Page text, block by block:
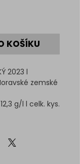
KOŠÍKU
2023 l
zemské
g/l l celk. kys.